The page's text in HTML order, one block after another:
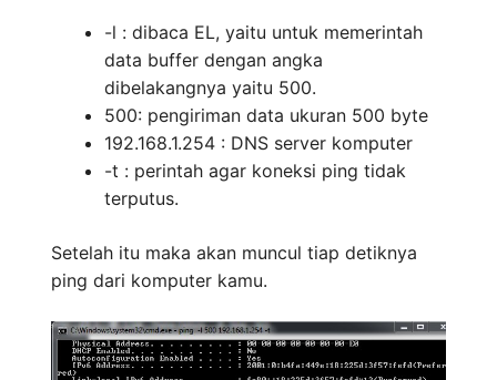
-l : dibaca EL, yaitu untuk memerintah
data buffer dengan angka
dibelakangnya yaitu 500.
500: pengiriman data ukuran 500 byte
192.168.1.254 : DNS server komputer
-t : perintah agar koneksi ping tidak
terputus.
Setelah itu maka akan muncul tiap detiknya
ping dari komputer kamu.